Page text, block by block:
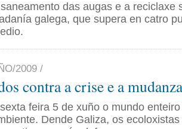
das augas e a reciclaxe
galega, que supera en catro
2009 /
contra a crise e a
feira 5 de xuño o mundo
Dende Galiza, os